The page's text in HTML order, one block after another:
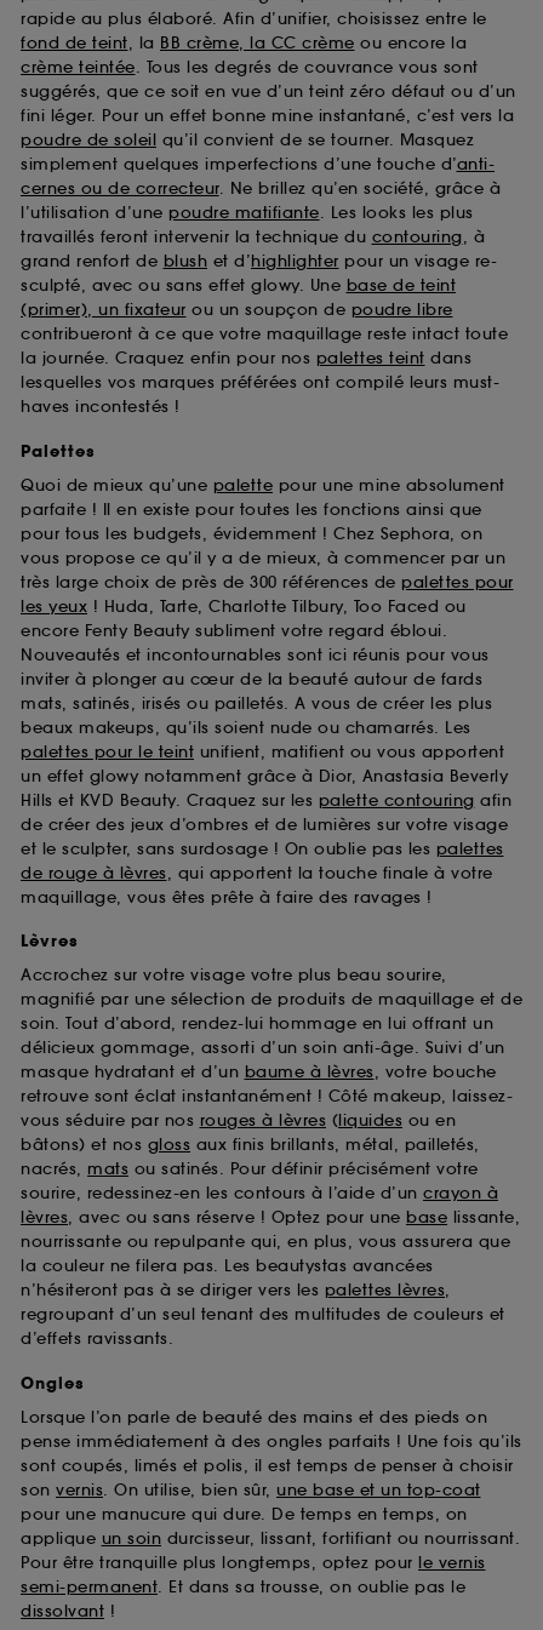
rapide au plus élaboré. Afin d’unifier, choisissez entre le
fond de teint, la BB crème, la CC crème ou encore la
crème teintée. Tous les degrés de couvrance vous sont
suggérés, que ce soit en vue d’un teint zéro défaut ou d’un
fini léger. Pour un effet bonne mine instantané, c’est vers la
poudre de soleil qu’il convient de se tourner. Masquez
simplement quelques imperfections d’une touche d’anti-
cernes ou de correcteur. Ne brillez qu’en société, grâce à
l’utilisation d’une poudre matifiante. Les looks les plus
travaillés feront intervenir la technique du contouring, à
grand renfort de blush et d’highlighter pour un visage re-
sculpté, avec ou sans effet glowy. Une base de teint
(primer), un fixateur ou un soupçon de poudre libre
contribueront à ce que votre maquillage reste intact toute
la journée. Craquez enfin pour nos palettes teint dans
lesquelles vos marques préférées ont compilé leurs must-
haves incontestés !
Palettes
Quoi de mieux qu’une palette pour une mine absolument
parfaite ! Il en existe pour toutes les fonctions ainsi que
pour tous les budgets, évidemment ! Chez Sephora, on
vous propose ce qu’il y a de mieux, à commencer par un
très large choix de près de 300 références de palettes pour
les yeux ! Huda, Tarte, Charlotte Tilbury, Too Faced ou
encore Fenty Beauty subliment votre regard ébloui.
Nouveautés et incontournables sont ici réunis pour vous
inviter à plonger au cœur de la beauté autour de fards
mats, satinés, irisés ou pailletés. A vous de créer les plus
beaux makeups, qu’ils soient nude ou chamarrés. Les
palettes pour le teint unifient, matifient ou vous apportent
un effet glowy notamment grâce à Dior, Anastasia Beverly
Hills et KVD Beauty. Craquez sur les palette contouring afin
de créer des jeux d’ombres et de lumières sur votre visage
et le sculpter, sans surdosage ! On oublie pas les palettes
de rouge à lèvres, qui apportent la touche finale à votre
maquillage, vous êtes prête à faire des ravages !
Lèvres
Accrochez sur votre visage votre plus beau sourire,
magnifié par une sélection de produits de maquillage et de
soin. Tout d’abord, rendez-lui hommage en lui offrant un
délicieux gommage, assorti d’un soin anti-âge. Suivi d’un
masque hydratant et d’un baume à lèvres, votre bouche
retrouve sont éclat instantanément ! Côté makeup, laissez-
vous séduire par nos rouges à lèvres (liquides ou en
bâtons) et nos gloss aux finis brillants, métal, pailletés,
nacrés, mats ou satinés. Pour définir précisément votre
sourire, redessinez-en les contours à l’aide d’un crayon à
lèvres, avec ou sans réserve ! Optez pour une base lissante,
nourrissante ou repulpante qui, en plus, vous assurera que
la couleur ne filera pas. Les beautystas avancées
n’hésiteront pas à se diriger vers les palettes lèvres,
regroupant d’un seul tenant des multitudes de couleurs et
d’effets ravissants.
Ongles
Lorsque l’on parle de beauté des mains et des pieds on
pense immédiatement à des ongles parfaits ! Une fois qu’ils
sont coupés, limés et polis, il est temps de penser à choisir
son vernis. On utilise, bien sûr, une base et un top-coat
pour une manucure qui dure. De temps en temps, on
applique un soin durcisseur, lissant, fortifiant ou nourrissant.
Pour être tranquille plus longtemps, optez pour le vernis
semi-permanent. Et dans sa trousse, on oublie pas le
dissolvant !